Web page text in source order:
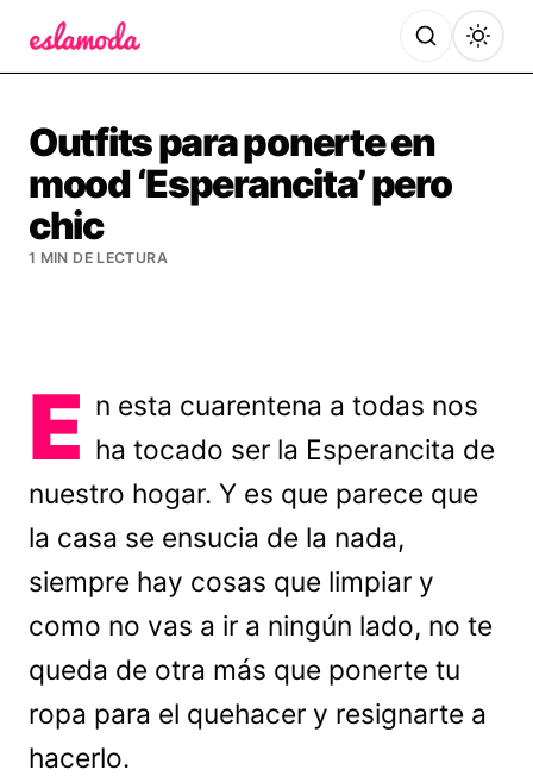
Outfits para ponerte en
mood ‘Esperancita’ pero
chic
1 MIN DE LECTURA
E n esta cuarentena a todas nos
ha tocado ser la Esperancita de
nuestro hogar. Y es que parece que
la casa se ensucia de la nada,
siempre hay cosas que limpiar y
como no vas a ir a ningún lado, no te
queda de otra más que ponerte tu
ropa para el quehacer y resignarte a
hacerlo.